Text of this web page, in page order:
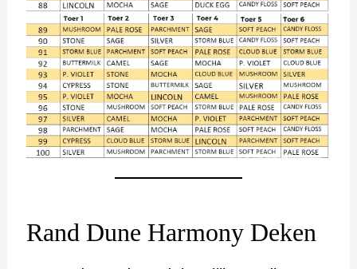
Rand Dune Harmony Deken